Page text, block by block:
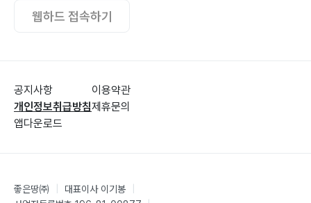
웹하드 접속하기
공지사항
개인정보취급방침
앱다운로드
이용약관
제휴문의
좋은땅㈜ 대표이사 이기봉